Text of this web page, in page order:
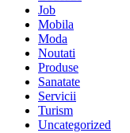
Job
Mobila
Moda
Noutati
Produse
Sanatate
Servicii
Turism
Uncategorized